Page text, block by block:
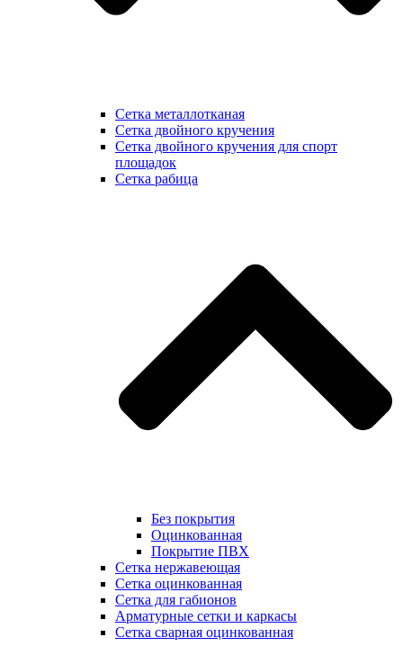
Сетка металлотканая
Сетка двойного кручения
Сетка двойного кручения для спорт
площадок
Сетка рабица
Без покрытия
Оцинкованная
Покрытие ПВХ
Сетка нержавеющая
Сетка оцинкованная
Сетка для габионов
Арматурные сетки и каркасы
Сетка сварная оцинкованная